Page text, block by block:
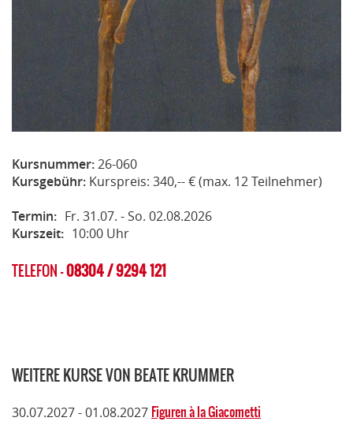
Kursnummer:26-060
Kursgebühr: Kurspreis: 340,-- € (max. 12 Teilnehmer)
Termin: Fr. 31.07. - So. 02.08.2026
Kurszeit: 10:00 Uhr
TELEFON -08304 / 9294 121
WEITERE KURSE VON BEATE KRUMMER
30.07.2027 - 01.08.2027 Figuren à la Giacometti